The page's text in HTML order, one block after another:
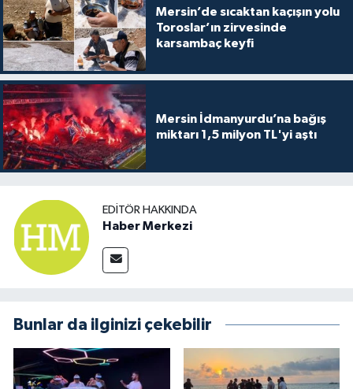
Mersin’de sıcaktan kaçışın yolu
Toroslar’ın zirvesinde
karsambaç keyfi
Mersin İdmanyurdu’na bağış
miktarı 1,5 milyon TL'yi aştı
EDITÖR HAKKINDA
Haber Merkezi
Bunlar da ilginizi çekebilir